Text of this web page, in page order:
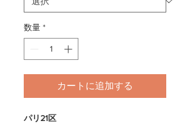
数量 *
カートに追加する
パリ21区